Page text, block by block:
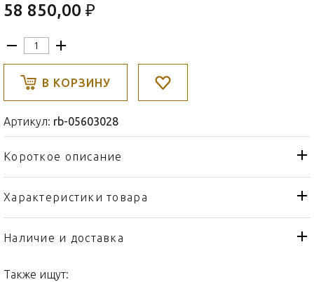
58 850,00 ₽
В КОРЗИНУ
Артикул: rb-05603028
Короткое описание
Характеристики товара
Тип товара
Вилка
Бренд
Наличие и доставка
Также ищут: